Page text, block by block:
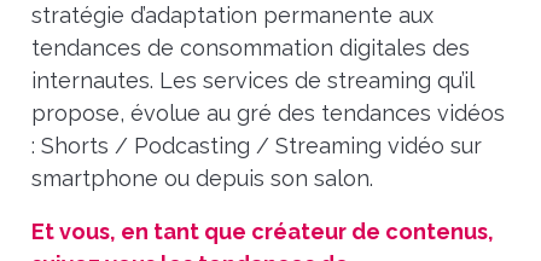
stratégie d’adaptation permanente aux
tendances de consommation digitales des
internautes. Les services de streaming qu’il
propose, évolue au gré des tendances vidéos
: Shorts / Podcasting / Streaming vidéo sur
smartphone ou depuis son salon.
Et vous, en tant que créateur de contenus,